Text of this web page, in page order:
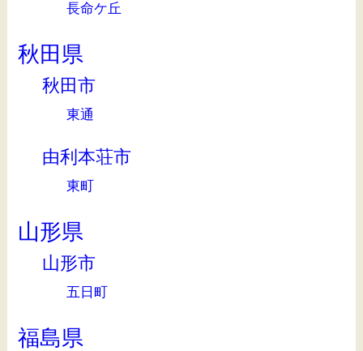
長命ケ丘
秋田県
秋田市
東通
由利本荘市
東町
山形県
山形市
五日町
福島県